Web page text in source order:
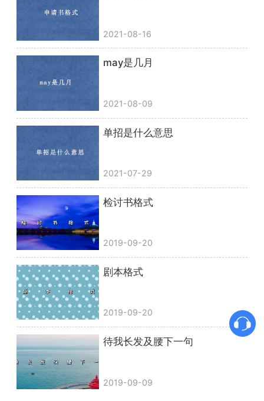
2021-08-16
may是几月
2021-08-09
单招是什么意思
2021-07-29
检讨书格式
2019-09-20
剧本格式
2019-09-20
待我长发及腰下一句
2019-09-09